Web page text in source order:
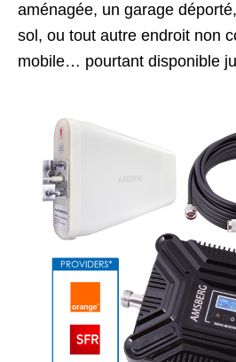
aménagée, un garage
sol, ou tout autre endroit non
mobile… pourtant disponible